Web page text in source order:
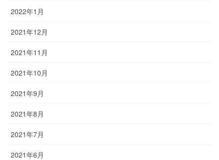
2022年1月
2021年12月
2021年11月
2021年10月
2021年9月
2021年8月
2021年7月
2021年6月